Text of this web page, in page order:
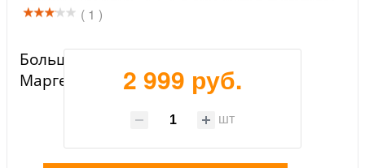
( 1 )
Большой флаг РВВДКУ им. В.Ф.
Маргелова
2 999 руб.
шт